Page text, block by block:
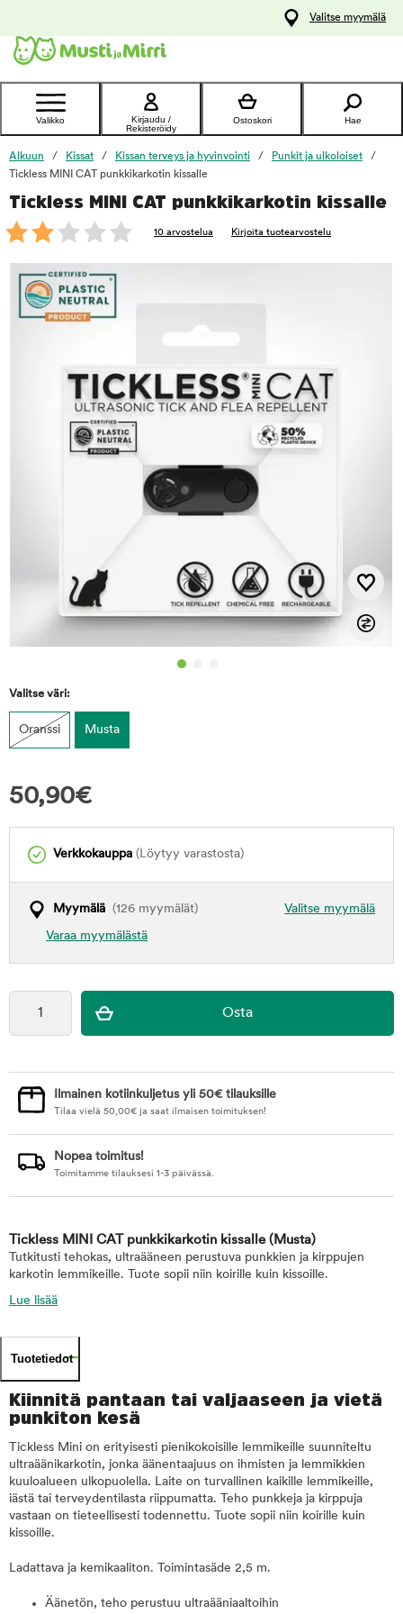
Ota yhteyttä
asiakaspalveluun
Valitse myymälä
Valikko
Kirjaudu /
Rekisteröidy
Ostoskori Hae
Alkuun Kissat Kissan terveys ja hyvinvointi
Punkit ja ulkoloiset
Tickless MINI CAT punkkikarkotin kissalle
Tickless MINI CAT punkkikarkotin kissalle
10 arvostelua Kirjoita tuotearvostelu
Valitse väri:
Oranssi Musta
50,90€
Verkkokauppa (Löytyy varastosta)
Valitse myymälä
Myymälä (126 myymälät)
Varaa myymälästä
foo
Ilmainen kotiinkuljetus yli 50€ tilauksille
Tilaa vielä 50,00€ ja saat ilmaisen toimituksen!
Nopea toimitus!
Toimitamme tilauksesi 1-3 päivässä.
Tickless MINI CAT punkkikarkotin kissalle (Musta)
Tutkitusti tehokas, ultraääneen perustuva punkkien ja kirppujen
karkotin lemmikeille. Tuote sopii niin koirille kuin kissoille.
Lue lisää
Tuotetiedot
Kiinnitä pantaan tai valjaaseen ja vietä
punkiton kesä
Tickless Mini on erityisesti pienikokoisille lemmikeille suunniteltu
ultraäänikarkotin, jonka äänentaajuus on ihmisten ja lemmikkien
kuuloalueen ulkopuolella. Laite on turvallinen kaikille lemmikeille,
iästä tai terveydentilasta riippumatta. Teho punkkeja ja kirppuja
vastaan on tieteellisesti todennettu. Tuote sopii niin koirille kuin
kissoille.
Ladattava ja kemikaaliton. Toimintasäde 2,5 m.
Äänetön, teho perustuu ultraääniaaltoihin